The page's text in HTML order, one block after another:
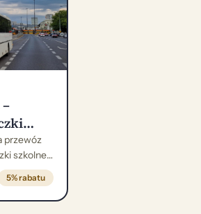
przewóz
szkolne,
lub
5% rabatu